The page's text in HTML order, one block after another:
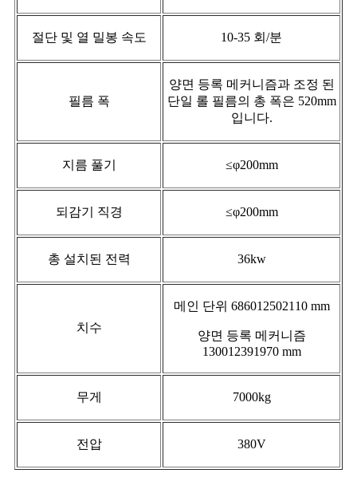
절단 및 열 밀봉 속도 10-35 회/분
필름 폭
양면 등록 메커니즘과 조정 된
단일 롤 필름의 총 폭은 520mm
입니다.
지름 풀기 ≤φ200mm
되감기 직경 ≤φ200mm
총 설치된 전력 36kw
치수
메인 단위 686012502110 mm
양면 등록 메커니즘
130012391970 mm
무게 7000kg
전압 380V